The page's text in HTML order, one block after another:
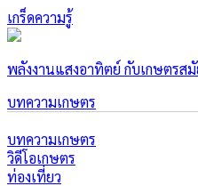
เกร็ดความรู้
พลังงานแสงอาทิตย์ กับเกษตรส
บทความเกษตร
บทความเกษตร
วิดีโอเกษตร
ท่องเที่ยว